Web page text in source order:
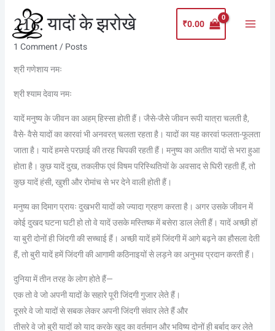
content
₹0.00
Menu
216. यादों के झरोखे
1 Comment/Posts
श्री गणेशाय नमः
श्री श्याम देवाय नमः
यादें मनुष्य के जीवन का अहम् हिस्सा होती हैं। जैसे-जैसे जीवन रूपी यात्रा चलती है,
वैसे- वैसे यादों का कारवां भी अनवरत् चलता रहता है। यादों का यह कारवां फलता-फूलता
जाता है। यादें हमसे परछाई की तरह चिपकी रहती हैं। मनुष्य का अतीत यादों से भरा हुआ
होता है। कुछ यादें दुख, तकलीफ एवं विषम परिस्थितियों के अवसाद से घिरी रहती हैं, तो
कुछ यादें हंसी, खुशी और रोमांच से भर देने वाली होती हैं।
मनुष्य का दिमाग प्रायः दुखभरी यादों को ज्यादा ग्रहण करता है। अगर उसके जीवन में
कोई दुखद घटना घटी हो तो वे यादें उसके मस्तिष्क में बसेरा डाल लेती हैं। यादें अच्छी हों
या बुरी दोनों ही जिंदगी की सच्चाई हैं। अच्छी यादें हमें जिंदगी में आगे बढ़ने का हौसला देती
हैं, तो बुरी यादें हमें जिंदगी की आगामी कठिनाइयों से लड़ने का अनुभव प्रदान करती हैं।
दुनिया में तीन तरह के लोग होते हैं—
एक तो वे जो अपनी यादों के सहारे पूरी जिंदगी गुजार लेते हैं।
दूसरे वे जो यादों से सबक लेकर अपनी जिंदगी संवार लेते हैं और
तीसरे वे जो बुरी यादों को याद करके खुद का वर्तमान और भविष्य दोनों ही बर्बाद कर लेते